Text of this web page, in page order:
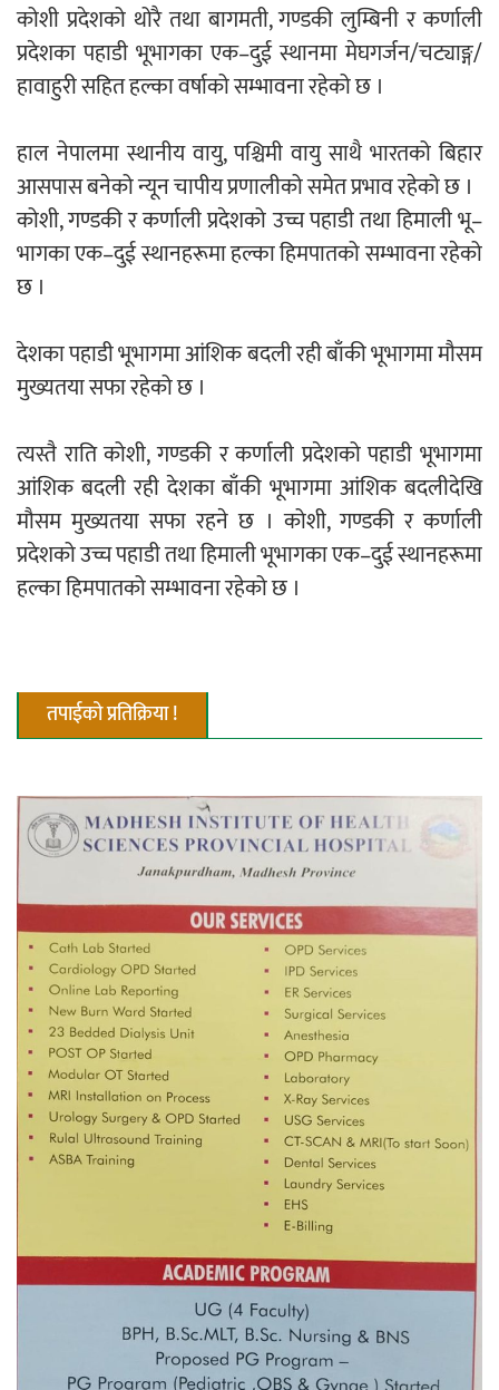
प्रेस काउन्सिल सदस्य नियुक्तिमा विभेद भयो :
जनमत पत्रकार संघ
नदी अधिकारका ती कानुनी पाटा, जसले
बनाउँछ नदीलाई संरक्षण हकदार
निर्धारित ठाउँमा राजर्षिजनक विश्वविद्यालय
भवन बनाउन उपकुलपतिद्वारा आनाकानी
कोशी प्रदेशको थोरै तथा बागमती, गण्डकी लुम्बिनी र कर्णाली
प्रदेशका पहाडी भूभागका एक–दुई स्थानमा मेघगर्जन/चट्याङ्ग/
हावाहुरी सहित हल्का वर्षाको सम्भावना रहेको छ ।
हाल नेपालमा स्थानीय वायु, पश्चिमी वायु साथै भारतको बिहार
आसपास बनेको न्यून चापीय प्रणालीको समेत प्रभाव रहेको छ ।
कोशी, गण्डकी र कर्णाली प्रदेशको उच्च पहाडी तथा हिमाली भू–
भागका एक–दुई स्थानहरूमा हल्का हिमपातको सम्भावना रहेको
छ ।
देशका पहाडी भूभागमा आंशिक बदली रही बाँकी भूभागमा मौसम
मुख्यतया सफा रहेको छ ।
त्यस्तै राति कोशी, गण्डकी र कर्णाली प्रदेशको पहाडी भूभागमा
आंशिक बदली रही देशका बाँकी भूभागमा आंशिक बदलीदेखि
मौसम मुख्यतया सफा रहने छ । कोशी, गण्डकी र कर्णाली
प्रदेशको उच्च पहाडी तथा हिमाली भूभागका एक–दुई स्थानहरूमा
हल्का हिमपातको सम्भावना रहेको छ ।
तपाईको प्रतिक्रिया !